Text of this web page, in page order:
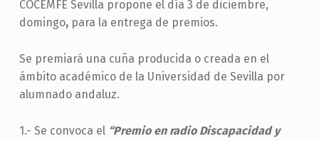
COCEMFE Sevilla propone el día 3 de diciembre,
domingo, para la entrega de premios.
Se premiará una cuña producida o creada en el
ámbito académico de la Universidad de Sevilla por
alumnado andaluz.
1.- Se convoca el “Premio en radio Discapacidad y